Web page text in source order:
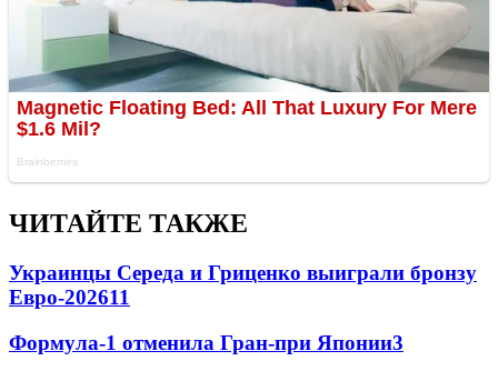
ЧИТАЙТЕ ТАКЖЕ
Украинцы Середа и Гриценко выиграли бронзу
Евро-202611
Формула-1 отменила Гран-при Японии3